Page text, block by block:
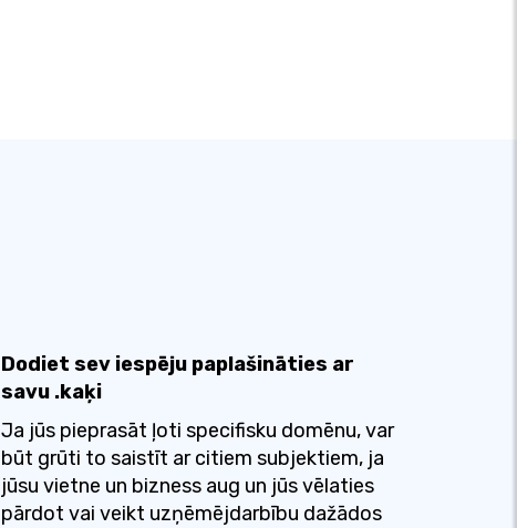
Dodiet sev iespēju paplašināties ar
savu .kaķi
Ja jūs pieprasāt ļoti specifisku domēnu, var
būt grūti to saistīt ar citiem subjektiem, ja
jūsu vietne un bizness aug un jūs vēlaties
pārdot vai veikt uzņēmējdarbību dažādos